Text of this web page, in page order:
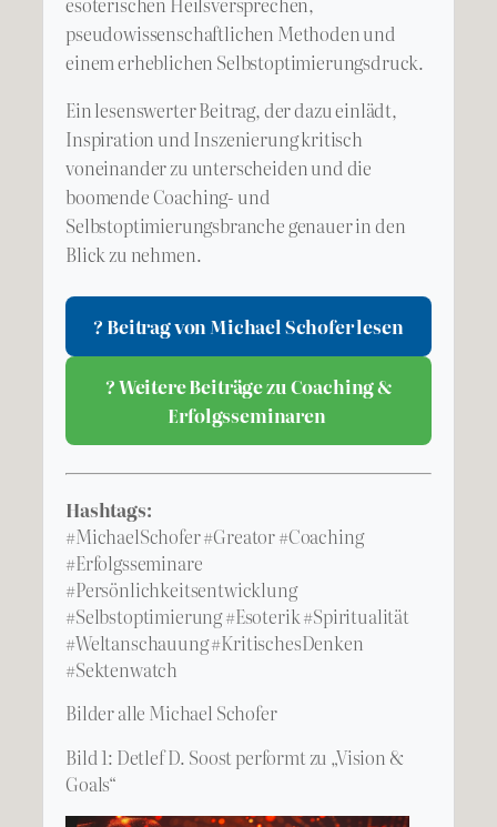
pseudowissenschaftlichen Methoden und
einem erheblichen Selbstoptimierungsdruck.
Ein lesenswerter Beitrag, der dazu einlädt,
Inspiration und Inszenierung kritisch
voneinander zu unterscheiden und die
boomende Coaching- und
Selbstoptimierungsbranche genauer in den
Blick zu nehmen.
? Beitrag von Michael Schofer lesen
? Weitere Beiträge zu Coaching &
Erfolgsseminaren
Hashtags:
#MichaelSchofer #Greator #Coaching
#Erfolgsseminare
#Persönlichkeitsentwicklung
#Selbstoptimierung #Esoterik #Spiritualität
#Weltanschauung #KritischesDenken
#Sektenwatch
Bilder alle Michael Schofer
Bild 1: Detlef D. Soost performt zu „Vision &
Goals“